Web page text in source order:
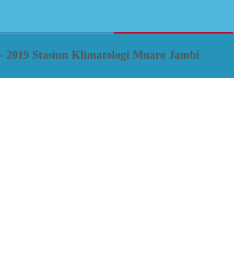
2019 Stasiun Klimatologi Muaro Jambi